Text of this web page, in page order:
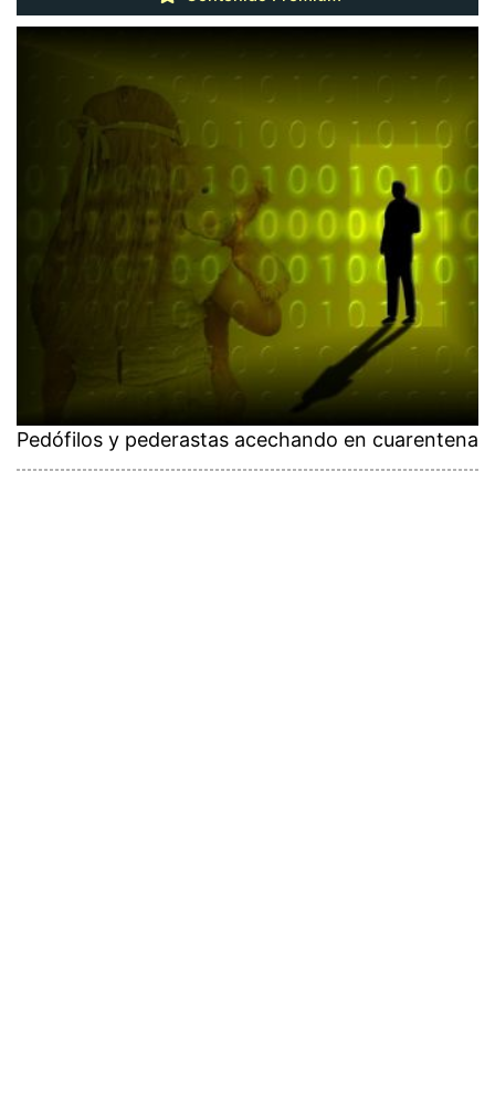
Pedófilos y pederastas acechando en cuarentena